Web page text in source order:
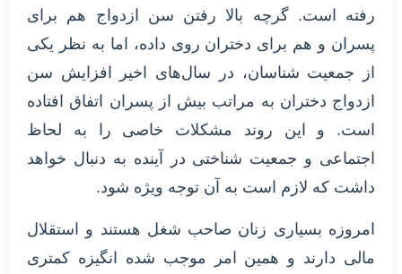
رفته است. گرچه بالا رفتن سن ازدواج هم برای
پسران و هم برای دختران روی داده، اما به نظر یکی
از جمعیت شناسان، در سال‌های اخیر افزایش سن
ازدواج دختران به مراتب بیش از پسران اتفاق افتاده
است. و این روند مشکلات خاصی را به لحاظ
اجتماعی و جمعیت شناختی در آینده به دنبال خواهد
داشت که لازم است به آن توجه ویژه شود.
امروزه بسیاری زنان صاحب شغل هستند و استقلال
مالی دارند و همین امر موجب شده انگیزه کمتری